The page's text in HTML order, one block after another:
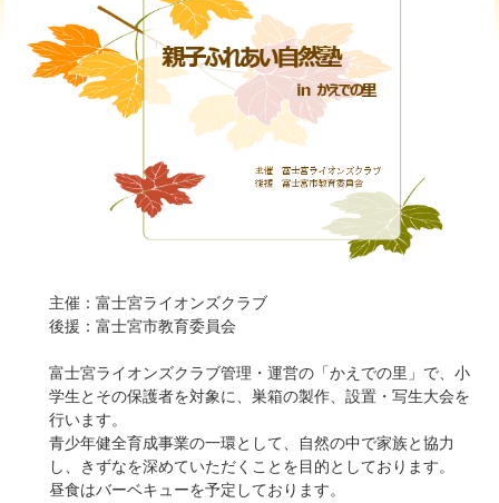
主催：富士宮ライオンズクラブ
後援：富士宮市教育委員会
富士宮ライオンズクラブ管理・運営の「かえでの里」で、小
学生とその保護者を対象に、巣箱の製作、設置・写生大会を
行います。
青少年健全育成事業の一環として、自然の中で家族と協力
し、きずなを深めていただくことを目的としております。
昼食はバーベキューを予定しております。